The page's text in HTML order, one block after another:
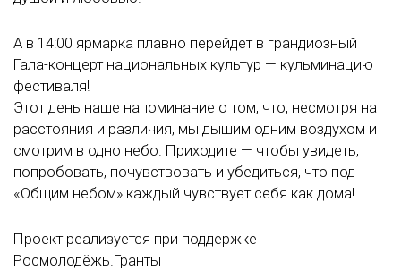
А в 14:00 ярмарка плавно перейдёт в грандиозный
Гала-концерт национальных культур — кульминацию
фестиваля!
Этот день наше напоминание о том, что, несмотря на
расстояния и различия, мы дышим одним воздухом и
смотрим в одно небо. Приходите — чтобы увидеть,
попробовать, почувствовать и убедиться, что под
«Общим небом» каждый чувствует себя как дома!
Проект реализуется при поддержке
Росмолодёжь.Гранты